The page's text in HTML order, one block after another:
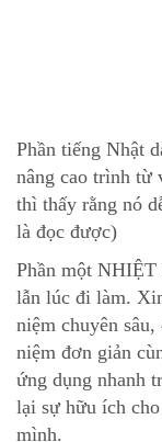
Phần tiếng Nhật
nâng cao trình từ
thì thấy rằng nó
là đọc được)
Phần một
lẫn lúc đi làm.
niệm chuyên
niệm đơn giản
ứng dụng nhanh
lại sự hữu ích
mình.